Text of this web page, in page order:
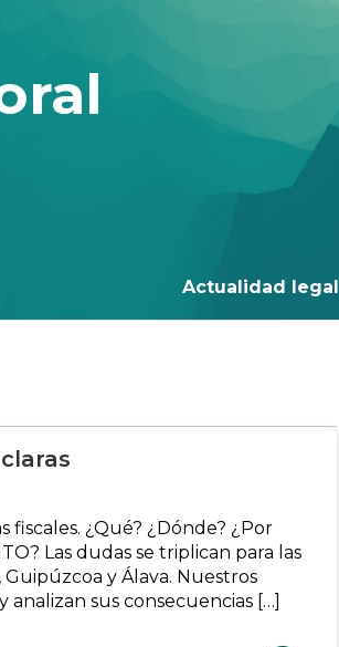
Actualidad
fiscales. ¿Qué? ¿Dónde? ¿Por
Las dudas se triplican para las
y Álava. Nuestros
sus consecuencias […]